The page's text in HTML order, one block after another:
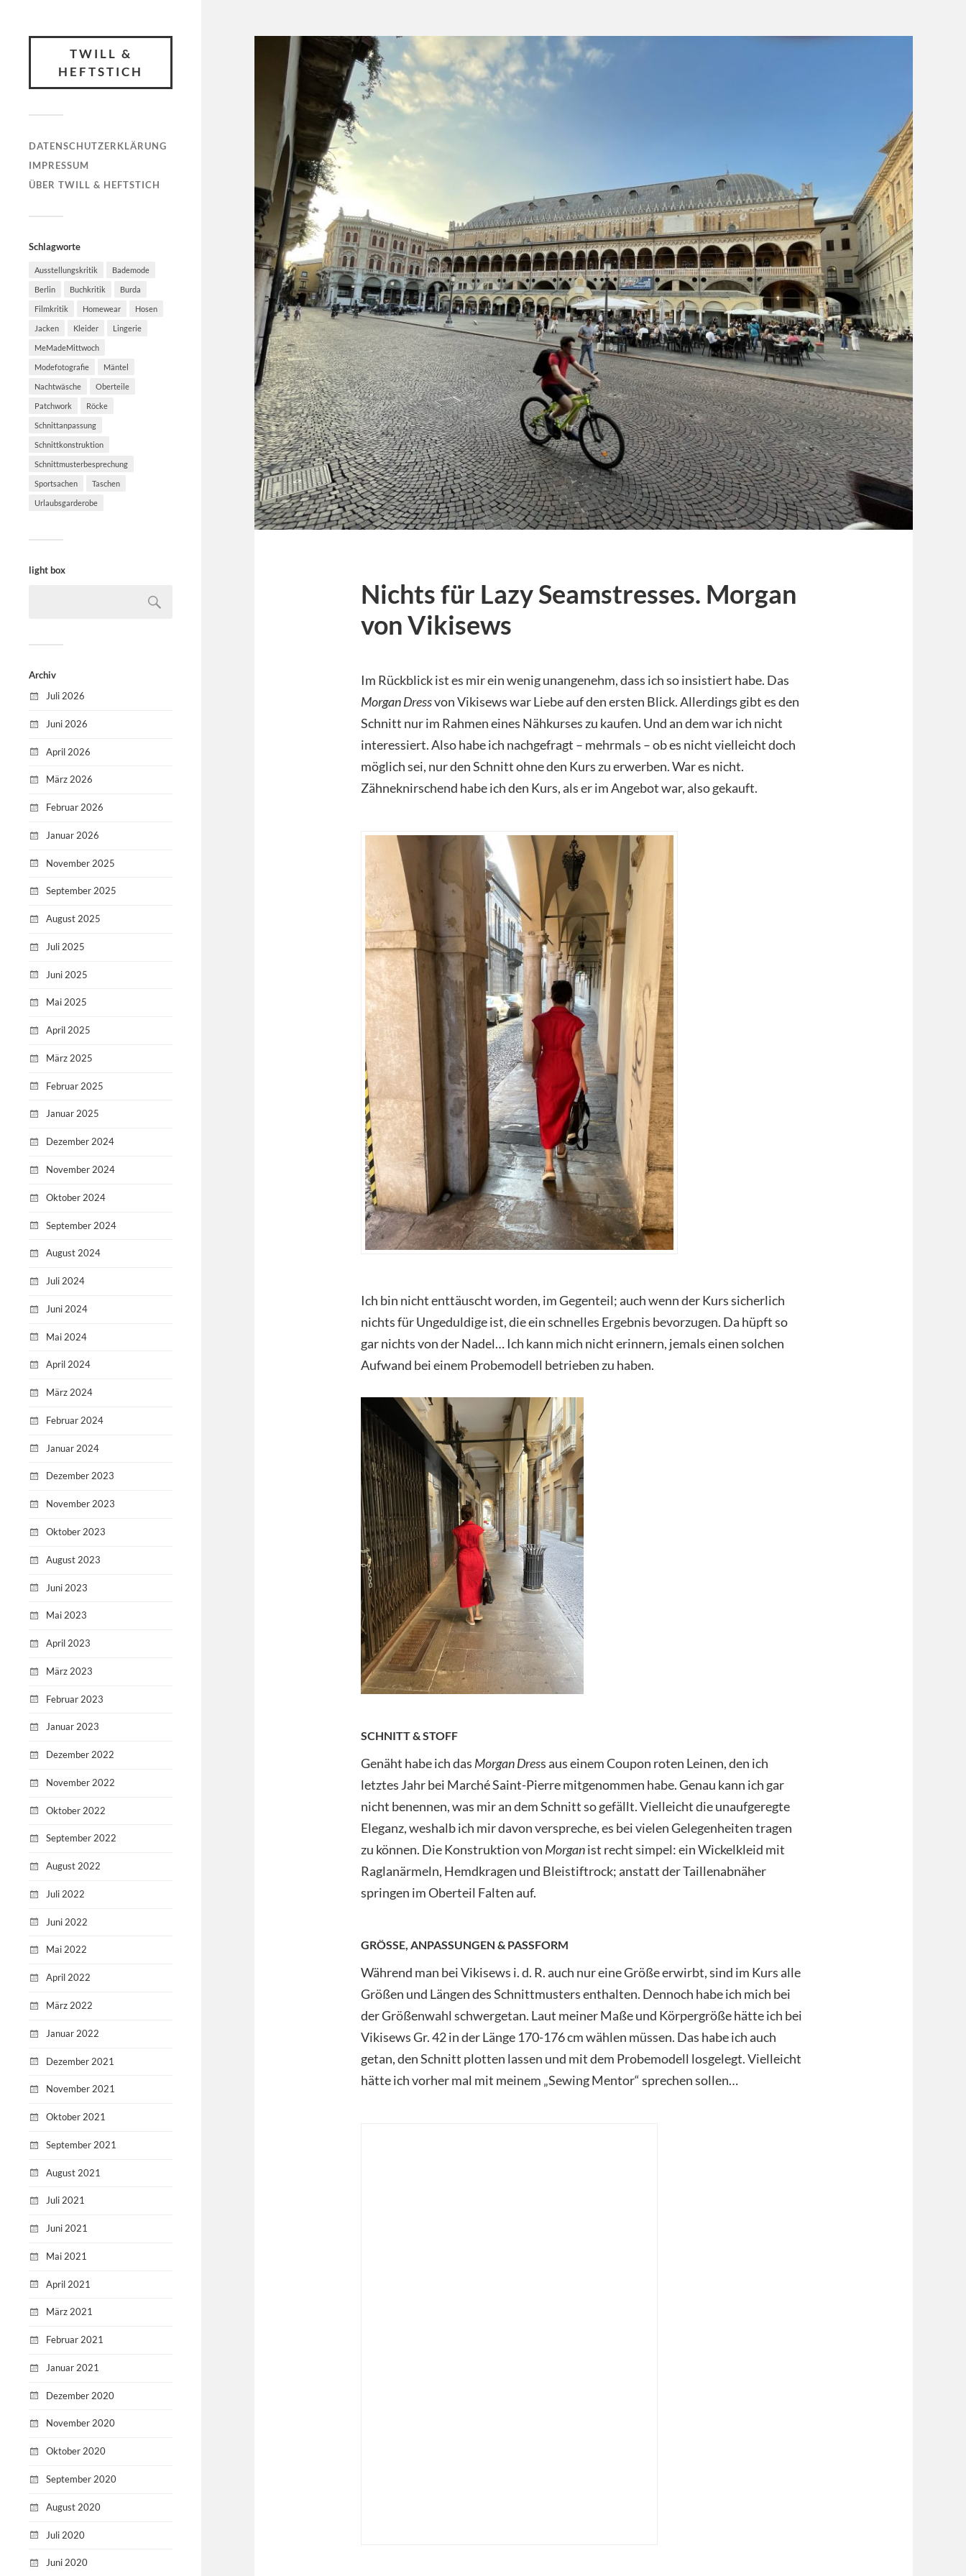
TWILL &
HEFTSTICH
DATENSCHUTZERKLÄRUNG
IMPRESSUM
ÜBER TWILL & HEFTSTICH
Schlagworte
Ausstellungskritik Bademode
Berlin Buchkritik Burda
Filmkritik Homewear Hosen
Jacken Kleider Lingerie
MeMadeMittwoch
Modefotografie Mäntel
Nachtwäsche Oberteile
Patchwork Röcke
Schnittanpassung
Schnittkonstruktion
Schnittmusterbesprechung
Sportsachen Taschen
Urlaubsgarderobe
light box
Archiv
Juli 2026
Juni 2026
April 2026
März 2026
Februar 2026
Januar 2026
November 2025
September 2025
August 2025
Juli 2025
Juni 2025
Mai 2025
April 2025
März 2025
Februar 2025
Januar 2025
Dezember 2024
November 2024
Oktober 2024
September 2024
August 2024
Juli 2024
Juni 2024
Mai 2024
April 2024
März 2024
Februar 2024
Januar 2024
Dezember 2023
November 2023
Oktober 2023
August 2023
Juni 2023
Mai 2023
April 2023
März 2023
Februar 2023
Januar 2023
Dezember 2022
November 2022
Oktober 2022
September 2022
August 2022
Juli 2022
Juni 2022
Mai 2022
April 2022
März 2022
Januar 2022
Dezember 2021
November 2021
Oktober 2021
September 2021
August 2021
Juli 2021
Juni 2021
Mai 2021
April 2021
März 2021
Februar 2021
Januar 2021
Dezember 2020
November 2020
Oktober 2020
September 2020
August 2020
Juli 2020
Juni 2020
Nichts für Lazy Seamstresses. Morgan
von Vikisews
Im Rückblick ist es mir ein wenig unangenehm, dass ich so insistiert habe. Das
Morgan Dressvon Vikisews war Liebe auf den ersten Blick. Allerdings gibt es den
Schnitt nur im Rahmen eines Nähkurses zu kaufen. Und an dem war ich nicht
interessiert. Also habe ich nachgefragt – mehrmals – ob es nicht vielleicht doch
möglich sei, nur den Schnitt ohne den Kurs zu erwerben. War es nicht.
Zähneknirschend habe ich den Kurs, als er im Angebot war, also gekauft.
Ich bin nicht enttäuscht worden, im Gegenteil; auch wenn der Kurs sicherlich
nichts für Ungeduldige ist, die ein schnelles Ergebnis bevorzugen. Da hüpft so
gar nichts von der Nadel… Ich kann mich nicht erinnern, jemals einen solchen
Aufwand bei einem Probemodell betrieben zu haben.
SCHNITT & STOFF
Genäht habe ich das Morgan Dress aus einem Coupon roten Leinen, den ich
letztes Jahr bei Marché Saint-Pierre mitgenommen habe. Genau kann ich gar
nicht benennen, was mir an dem Schnitt so gefällt. Vielleicht die unaufgeregte
Eleganz, weshalb ich mir davon verspreche, es bei vielen Gelegenheiten tragen
zu können. Die Konstruktion von Morganist recht simpel: ein Wickelkleid mit
Raglanärmeln, Hemdkragen und Bleistiftrock; anstatt der Taillenabnäher
springen im Oberteil Falten auf.
GRÖSSE, ANPASSUNGEN & PASSFORM
Während man bei Vikisews i. d. R. auch nur eine Größe erwirbt, sind im Kurs alle
Größen und Längen des Schnittmusters enthalten. Dennoch habe ich mich bei
der Größenwahl schwergetan. Laut meiner Maße und Körpergröße hätte ich bei
Vikisews Gr. 42 in der Länge 170-176 cm wählen müssen. Das habe ich auch
getan, den Schnitt plotten lassen und mit dem Probemodell losgelegt. Vielleicht
hätte ich vorher mal mit meinem „Sewing Mentor“ sprechen sollen…